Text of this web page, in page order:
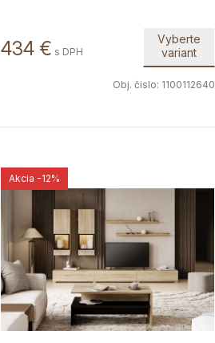
434 € s DPH
Vyberte
variant
Obj. čislo: 1100112640
Akcia -12%